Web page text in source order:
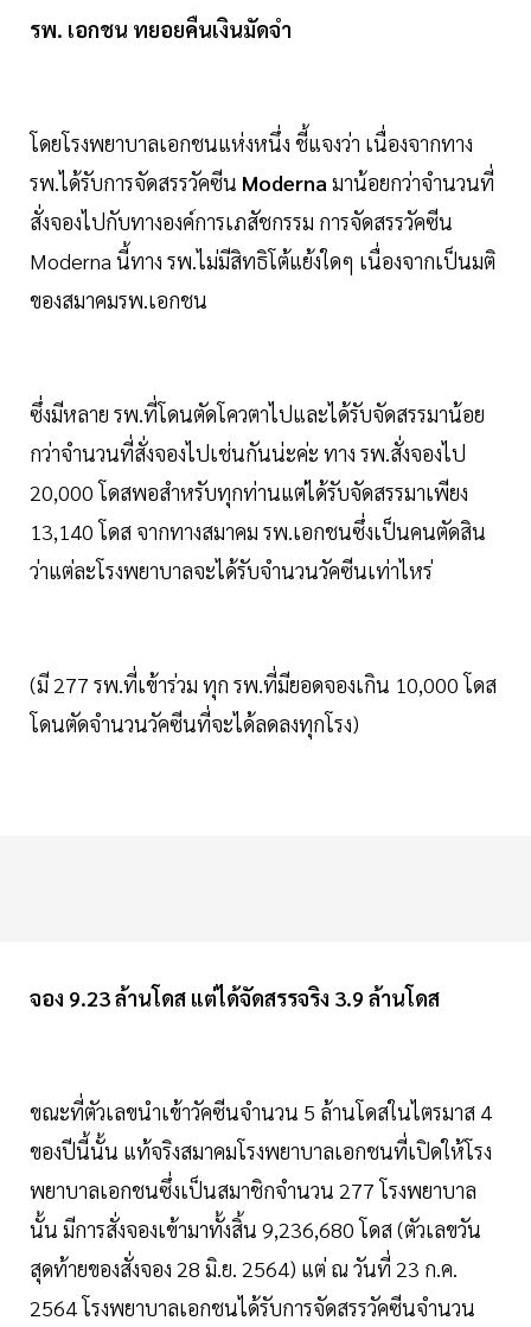
รพ. เอกชน ทยอยคืนเงินมัดจำ
โดยโรงพยาบาลเอกชนแห่งหนึ่ง ชี้แจงว่า เนื่องจากทาง
รพ.ได้รับการจัดสรรวัคซีน Moderna มาน้อยกว่าจำนวนที่
สั่งจองไปกับทางองค์การเภสัชกรรม การจัดสรรวัคซีน
Moderna นี้ทาง รพ.ไม่มีสิทธิโต้แย้งใดๆ เนื่องจากเป็นมติ
ของสมาคมรพ.เอกชน
ซึ่งมีหลาย รพ.ที่โดนตัดโควตาไปและได้รับจัดสรรมาน้อย
กว่าจำนวนที่สั่งจองไปเช่นกันน่ะค่ะ ทาง รพ.สั่งจองไป
20,000 โดสพอสำหรับทุกท่านแต่ได้รับจัดสรรมาเพียง
13,140 โดส จากทางสมาคม รพ.เอกชนซึ่งเป็นคนตัดสิน
ว่าแต่ละโรงพยาบาลจะได้รับจำนวนวัคซีนเท่าไหร่
(มี 277 รพ.ที่เข้าร่วม ทุก รพ.ที่มียอดจองเกิน 10,000 โดส
โดนตัดจำนวนวัคซีนที่จะได้ลดลงทุกโรง)
จอง 9.23 ล้านโดส แต่ได้จัดสรรจริง 3.9 ล้านโดส
ขณะที่ตัวเลขนำเข้าวัคซีนจำนวน 5 ล้านโดสในไตรมาส 4
ของปีนี้นั้น แท้จริงสมาคมโรงพยาบาลเอกชนที่เปิดให้โรง
พยาบาลเอกชนซึ่งเป็นสมาชิกจำนวน 277 โรงพยาบาล
นั้น มีการสั่งจองเข้ามาทั้งสิ้น 9,236,680 โดส (ตัวเลขวัน
สุดท้ายของสั่งจอง 28 มิ.ย. 2564) แต่ ณ วันที่ 23 ก.ค.
2564 โรงพยาบาลเอกชนได้รับการจัดสรรวัคซีนจำนวน